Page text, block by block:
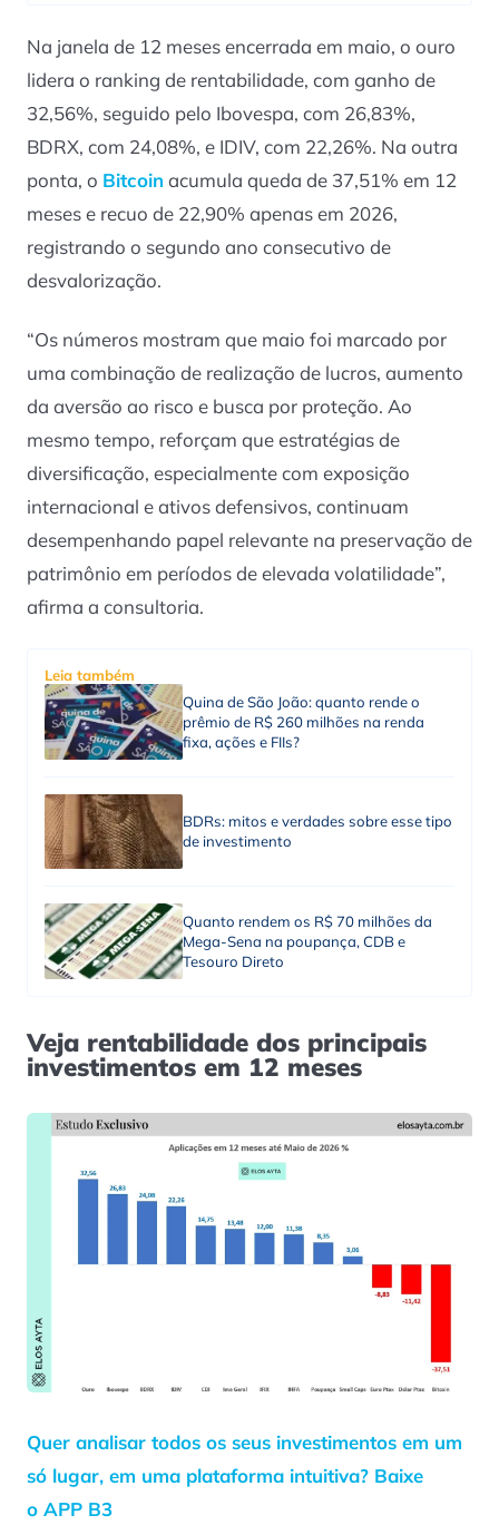
Na janela de 12 meses encerrada em maio, o ouro
lidera o ranking de rentabilidade, com ganho de
32,56%, seguido pelo Ibovespa, com 26,83%,
BDRX, com 24,08%, e IDIV, com 22,26%. Na outra
ponta, o Bitcoin acumula queda de 37,51% em 12
meses e recuo de 22,90% apenas em 2026,
registrando o segundo ano consecutivo de
desvalorização.
“Os números mostram que maio foi marcado por
uma combinação de realização de lucros, aumento
da aversão ao risco e busca por proteção. Ao
mesmo tempo, reforçam que estratégias de
diversificação, especialmente com exposição
internacional e ativos defensivos, continuam
desempenhando papel relevante na preservação de
patrimônio em períodos de elevada volatilidade”,
afirma a consultoria.
Leia também
Quina de São João: quanto rende o
prêmio de R$ 260 milhões na renda
fixa, ações e FIIs?
BDRs: mitos e verdades sobre esse tipo
de investimento
Quanto rendem os R$ 70 milhões da
Mega-Sena na poupança, CDB e
Tesouro Direto
Veja rentabilidade dos principais
investimentos em 12 meses
Quer analisar todos os seus investimentos em um
só lugar, em uma plataforma intuitiva? Baixe
o APP B3